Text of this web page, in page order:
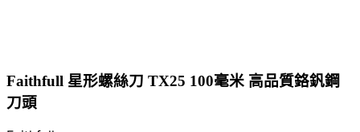
Faithfull 星形螺絲刀 TX25 100毫米 高品質鉻釩鋼
刀頭